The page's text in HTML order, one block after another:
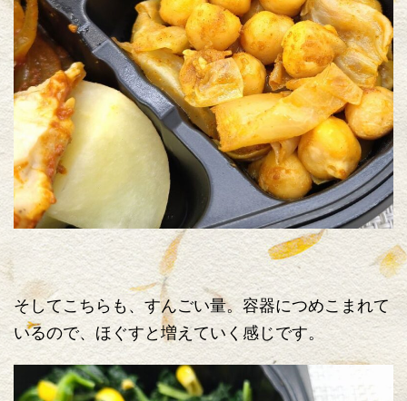
そしてこちらも、すんごい量。容器につめこまれて
いるので、ほぐすと増えていく感じです。